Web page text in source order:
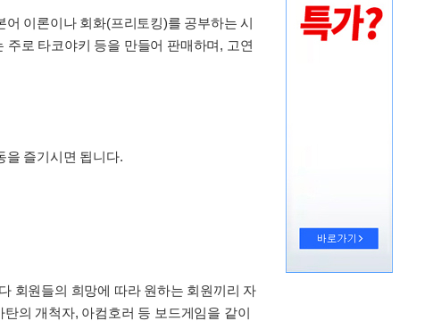
이론이나 회화(프리토킹)를 공부하는 시
로 타코야키 등을 만들어 판매하며, 고연
을 즐기시면 됩니다.
회원들의 희망에 따라 원하는 회원끼리 자
의 개척자, 아컴호러 등 보드게임을 같이